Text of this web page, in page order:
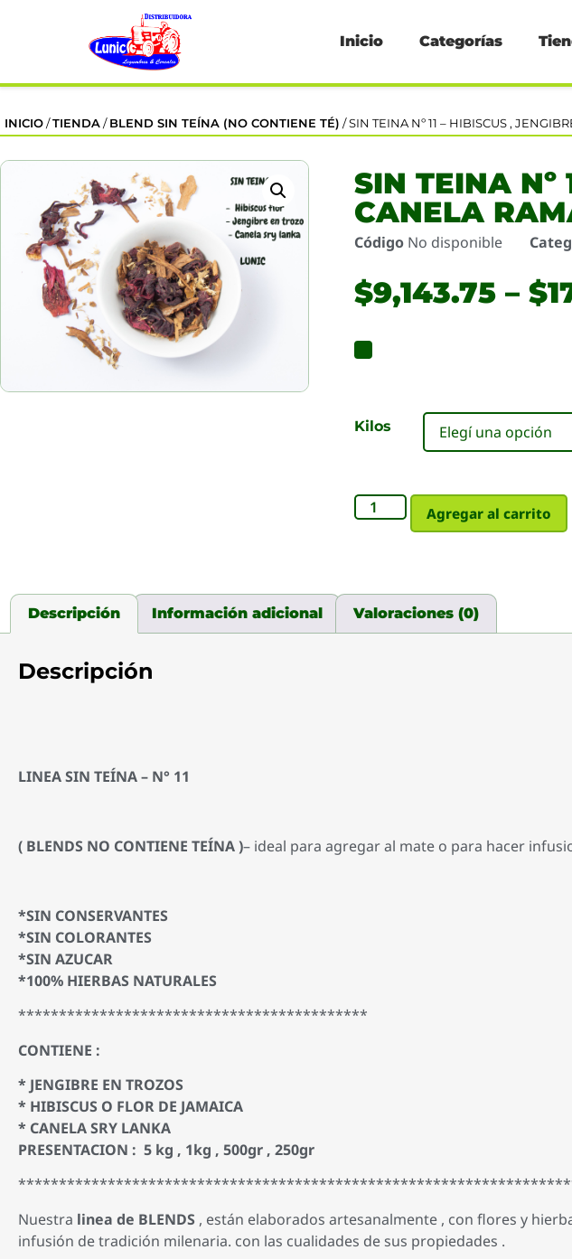
Inicio Categorías
INICIO /TIENDA / BLEND SIN TEÍNA (NO CONTIENE TÉ) / SIN TEINA Nº 11 – HIBISCUS ,
SIN TEINA Nº
CANELA
Código No disponible
$9,143.75 – $
Kilos
Agregar al carrito
Descripción Información adicional Valoraciones (0)
Descripción
LINEA SIN TEÍNA – N° 11
( BLENDS NO CONTIENE TEÍNA )– ideal para agregar al mate o para hacer
*SIN CONSERVANTES
*SIN COLORANTES
*SIN AZUCAR
*100% HIERBAS NATURALES
*******************************************
CONTIENE :
* JENGIBRE EN TROZOS
* HIBISCUS O FLOR DE JAMAICA
* CANELA SRY LANKA
PRESENTACION : 5 kg , 1kg , 500gr , 250gr
Nuestra linea de BLENDS , están elaborados artesanalmente , con flores y
infusión de tradición milenaria. con las cualidades de sus propiedades .